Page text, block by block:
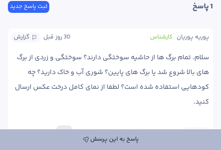
ثبت پاسخ جدید 1 پاسخ
گزارش 30 روز قبل کارشناس پوریه پوریان
کنید.
پاسخ به این پرسش